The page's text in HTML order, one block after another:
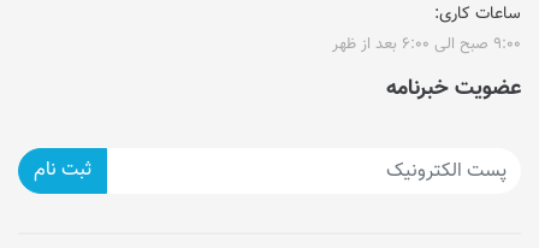
ساعات کاری:
۹:۰۰ صبح الی ۶:۰۰ بعد از ظهر
عضویت خبرنامه
ثبت نام